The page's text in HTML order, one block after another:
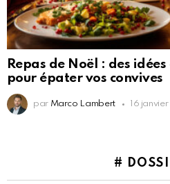
Repas de Noël : des
pour épater vos convives
par Marco Lambert 16
#